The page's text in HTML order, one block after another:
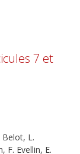
7 et
L.
F. Evellin, E.